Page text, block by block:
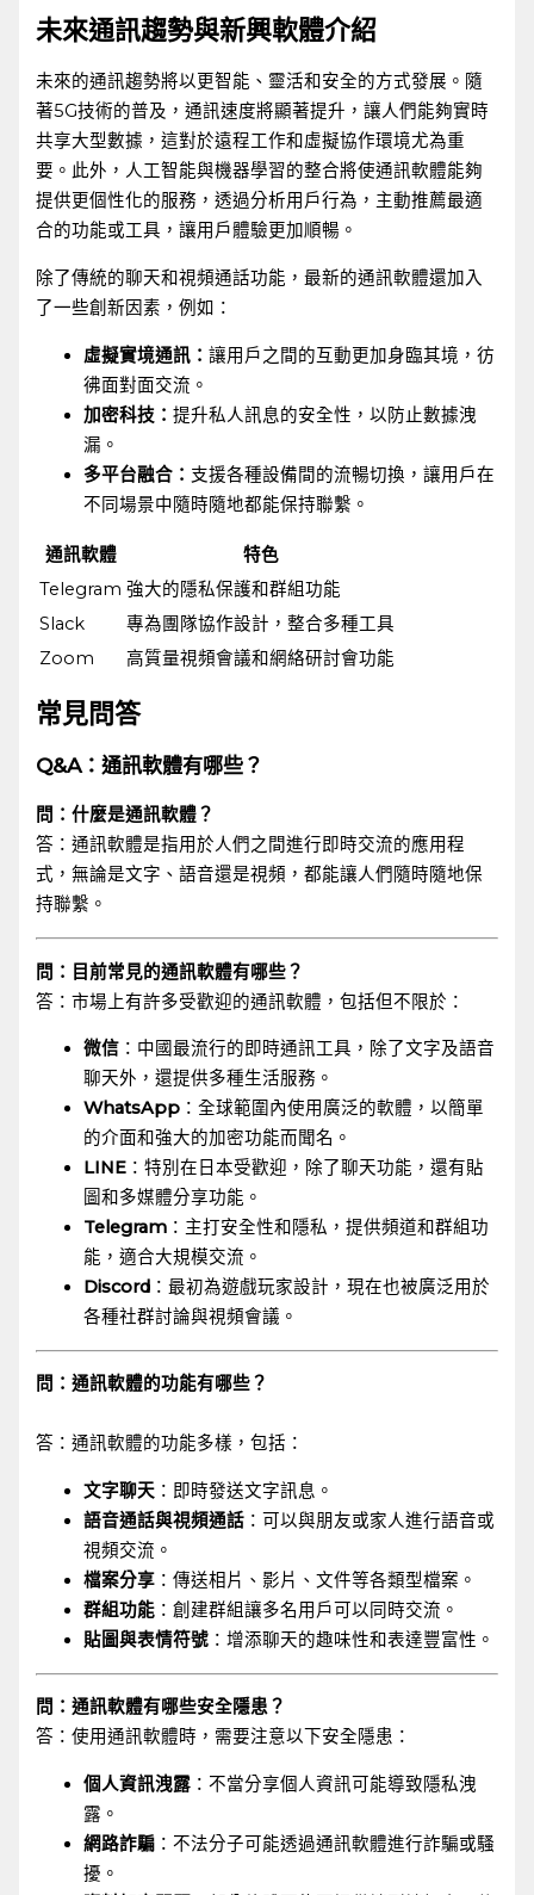
未來通訊趨勢與新興軟體介紹
未來的通訊趨勢將以更智能、靈活和安全的方式發展。隨
著5G技術的普及，通訊速度將顯著提升，讓人們能夠實時
共享大型數據，這對於遠程工作和虛擬協作環境尤為重
要。此外，人工智能與機器學習的整合將使通訊軟體能夠
提供更個性化的服務，透過分析用戶行為，主動推薦最適
合的功能或工具，讓用戶體驗更加順暢。
除了傳統的聊天和視頻通話功能，最新的通訊軟體還加入
了一些創新因素，例如：
虛擬實境通訊：讓用戶之間的互動更加身臨其境，彷
彿面對面交流。
加密科技：提升私人訊息的安全性，以防止數據洩
漏。
多平台融合： 支援各種設備間的流暢切換，讓用戶在
不同場景中隨時隨地都能保持聯繫。
通訊軟體
特色
Telegram 強大的隱私保護和群組功能
Slack
專為團隊協作設計，整合多種工具
Zoom
高質量視頻會議和網絡研討會功能
常見問答
Q&A：通訊軟體有哪些？
問：什麼是通訊軟體？
答：通訊軟體是指用於人們之間進行即時交流的應用程
式，無論是文字、語音還是視頻，都能讓人們隨時隨地保
持聯繫。
問：目前常見的通訊軟體有哪些？
答：市場上有許多受歡迎的通訊軟體，包括但不限於：
微信 ：中國最流行的即時通訊工具，除了文字及語音
聊天外，還提供多種生活服務。
WhatsApp ：全球範圍內使用廣泛的軟體，以簡單
的介面和強大的加密功能而聞名。
LINE ：特別在日本受歡迎，除了聊天功能，還有貼
圖和多媒體分享功能。
Telegram ：主打安全性和隱私，提供頻道和群組功
能，適合大規模交流。
Discord ：最初為遊戲玩家設計，現在也被廣泛用於
各種社群討論與視頻會議。
問：通訊軟體的功能有哪些？
答：通訊軟體的功能多樣，包括：
文字聊天 ：即時發送文字訊息。
語音通話與視頻通話 ：可以與朋友或家人進行語音或
視頻交流。
檔案分享 ：傳送相片、影片、文件等各類型檔案。
群組功能 ：創建群組讓多名用戶可以同時交流。
貼圖與表情符號 ：增添聊天的趣味性和表達豐富性。
問：通訊軟體有哪些安全隱患？
答：使用通訊軟體時，需要注意以下安全隱患：
個人資訊洩露 ：不當分享個人資訊可能導致隱私洩
露。
網路詐騙 ：不法分子可能透過通訊軟體進行詐騙或騷
擾。